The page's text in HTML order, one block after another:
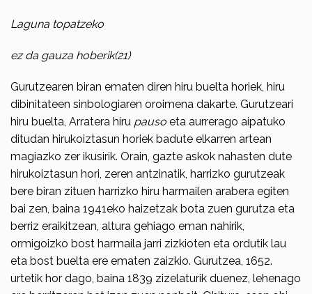
Laguna topatzeko
ez da gauza hoberik(21)
Gurutzearen biran ematen diren hiru buelta horiek, hiru
dibinitateen sinbologia­ren oroimena dakarte. Gurutzeari
hiru buelta, Arratera hiru pauso eta aurrerago aipatuko
ditudan hirukoiztasun horiek badute elkarren artean
magiazko zer ikusirik. Orai­n, gazte askok nahasten dute
hirukoiztasun hori, zeren antzinatik, harrizko gurutzeak
bere biran zituen harrizko hiru harmailen arabera egiten
bai zen, baina 1941eko haizetzak bota zuen gurutza eta
berriz erai­kitzean, altura gehiago eman nahirik,
ormigoizko bost harmaila jarri zizkioten eta ordutik lau
eta bost buel­ta ere ematen zaizkio. Gurutzea, 1652.
urtetik hor dago, baina 1839 zizelaturik duenez, lehenago